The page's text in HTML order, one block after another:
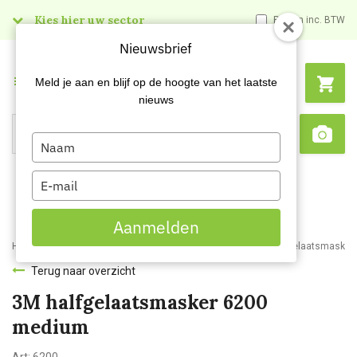
Kies hier uw sector Prijzen inc. BTW
Search
Menu
Home Webshop Veiligheidsartikelen Adembescherming
Terug naar overzicht
3M halfgelaatsmasker 6200
medium
Nieuwsbrief
Meld je aan en blijf op de hoogte van het laatste
nieuws
Type
your
name
Type
your
email
Aanmelden